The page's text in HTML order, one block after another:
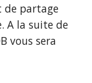
de partage
A la suite de
vous sera